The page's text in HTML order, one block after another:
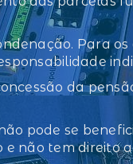
Para
da
pode se
não tem direito